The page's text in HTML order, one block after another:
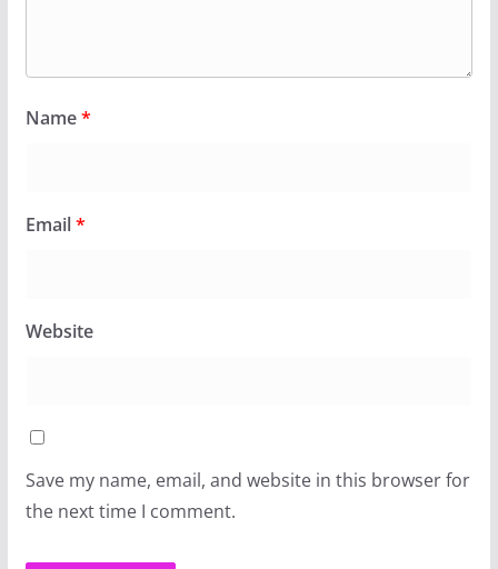
Name*
Email*
Website
Save my name, email, and website in this browser for
the next time I comment.